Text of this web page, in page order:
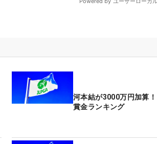
河本結が3000万円加算
賞金ランキング